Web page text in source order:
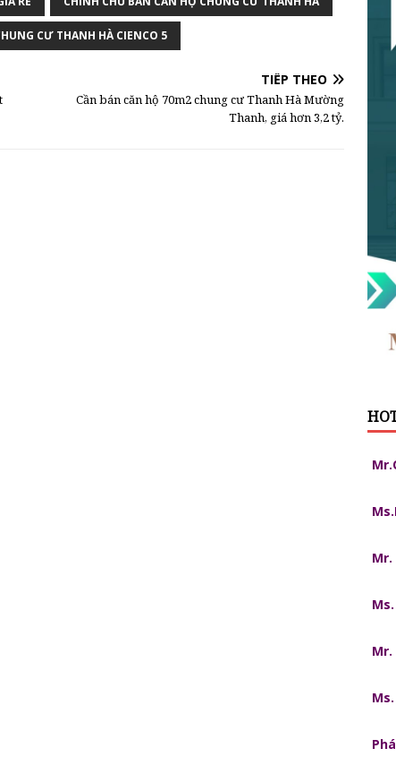
CƯ THANH HÀ CIENCO 5
TIẾP THEO
Cần bán căn hộ 70m2 chung cư Thanh Hà Mường
Thanh, giá hơn 3,2 tỷ.